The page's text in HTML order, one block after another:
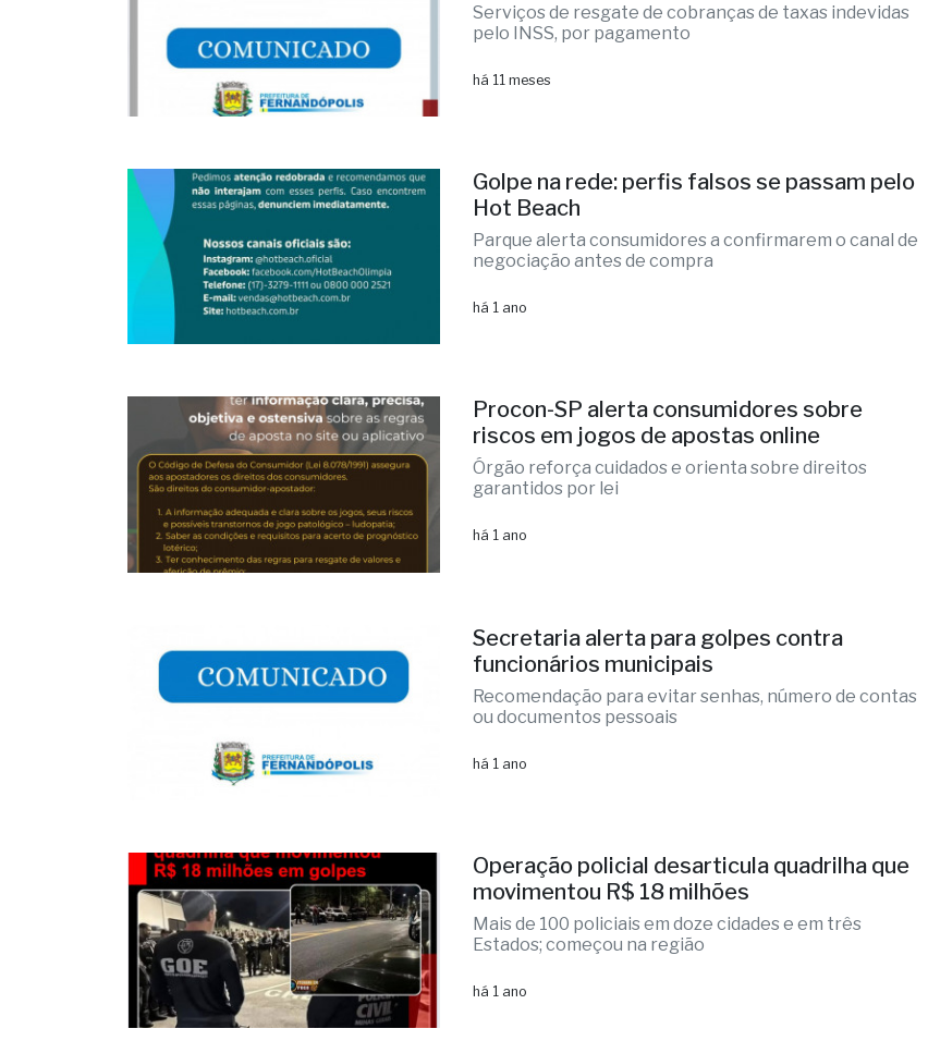
Serviços de resgate de cobranças de taxas indevidas
pelo INSS, por pagamento
há 11 meses
Golpe na rede: perfis falsos se passam pelo
Hot Beach
Parque alerta consumidores a confirmarem o canal de
negociação antes de compra
há 1 ano
Procon-SP alerta consumidores sobre
riscos em jogos de apostas online
Órgão reforça cuidados e orienta sobre direitos
garantidos por lei
há 1 ano
Secretaria alerta para golpes contra
funcionários municipais
Recomendação para evitar senhas, número de contas
ou documentos pessoais
há 1 ano
Operação policial desarticula quadrilha que
movimentou R$ 18 milhões
Mais de 100 policiais em doze cidades e em três
Estados; começou na região
há 1 ano